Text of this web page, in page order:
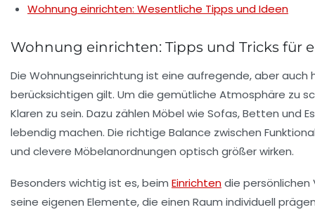
Wohnung einrichten: Wesentliche Tipps und Ideen
Wohnung einrichten: Tipps und Tricks für
Die Wohnungseinrichtung ist eine aufregende, aber auch
berücksichtigen gilt. Um die gemütliche Atmosphäre zu
Klaren zu sein. Dazu zählen Möbel wie Sofas,Betten und
lebendig machen. Die richtige Balance zwischen
und clevere Möbelanordnungen optisch größer wirken.
Besonders wichtig ist es, beim Einrichtendie persönlichen
seine eigenen Elemente, die einen Raum individuell